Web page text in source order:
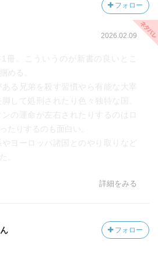
フォロー
2026.02.09
冊。こういうのが新書の良いとこ
める。
る兄弟を殺す習慣やら有能な大宰
して処刑されたり色々独特な国。
の運命が左右されたりするのはロ
たりするのも面白い。
ヨーロッパ諸国とのやり取りなど
。
詳細をみる
フォロー